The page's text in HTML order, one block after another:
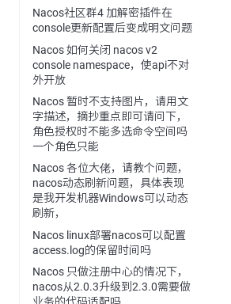
Nacos社区群4 加解密插件在
console更新配置后变成明文问题
Nacos 如何关闭 nacos v2
console namespace，使api不对
外开放
Nacos 暂时不支持图片，请用文
字描述，摘抄重点即可请问下，
角色授权时不能多选命令空间吗
一个角色只能
Nacos 各位大佬，请教个问题，
nacos动态刷新问题，具体表现
是我开发机器Windows可以动态
刷新，
Nacos linux部署nacos可以配置
access.log的保留时间吗
Nacos 只做注册中心的情况下，
nacos从2.0.3升级到2.3.0需要做